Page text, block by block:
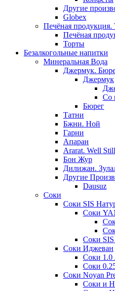
Другие
Globex
Печёная продукция.
Печёная
Торты
Безалкогольные напитки
Минеральная Вода
Джермук.
Джермук
Со
Бюрег
Татни
Бжни. Ной
Гарни
Апаран
Ararat. Well Still
Бон Жур
Дилижан.
Другие
Dausuz
Соки
Соки SIS
Соки
Соки SIS
Соки Иджеван
Соки 1.0
Соки
Соки Noyan
Соки и